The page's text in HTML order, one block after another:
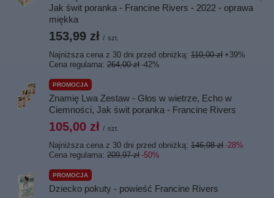
Jak świt poranka - Francine Rivers - 2022 - oprawa
miękka
153,99 zł / szt.
Najniższa cena z 30 dni przed obniżką: 110,00 zł +39%
Cena regularna: 264,00 zł -42%
PROMOCJA
Znamię Lwa Zestaw - Głos w wietrze, Echo w
Ciemności, Jak świt poranka - Francine Rivers
105,00 zł / szt.
Najniższa cena z 30 dni przed obniżką: 146,98 zł -28%
Cena regularna: 209,97 zł -50%
PROMOCJA
Dziecko pokuty - powieść Francine Rivers